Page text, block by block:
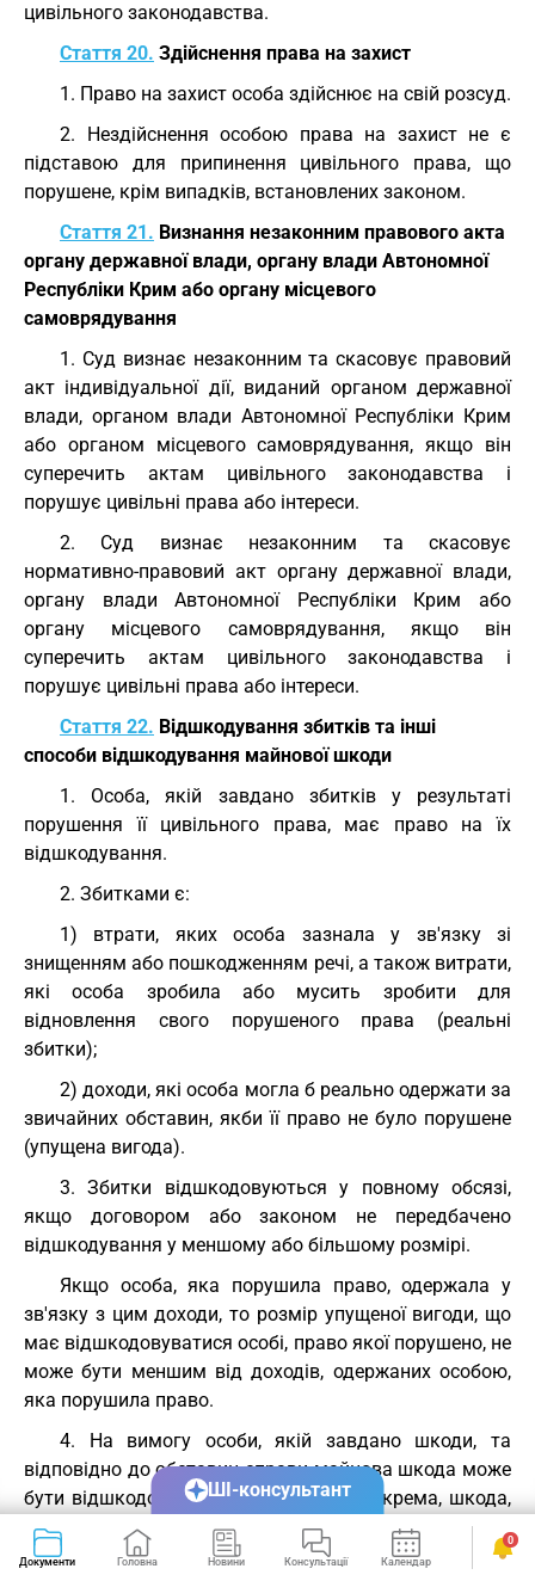
цивільного законодавства.
Стаття 20. Здійснення права на захист
1. Право на захист особа здійснює на свій розсуд.
2. Нездійснення особою права на захист не є
підставою для припинення цивільного права, що
порушене, крім випадків, встановлених законом.
Стаття 21. Визнання незаконним правового акта
органу державної влади, органу влади Автономної
Республіки Крим або органу місцевого
самоврядування
1. Суд визнає незаконним та скасовує правовий
акт індивідуальної дії, виданий органом державної
влади, органом влади Автономної Республіки Крим
або органом місцевого самоврядування, якщо він
суперечить актам цивільного законодавства і
порушує цивільні права або інтереси.
2. Суд визнає незаконним та скасовує
нормативно-правовий акт органу державної влади,
органу влади Автономної Республіки Крим або
органу місцевого самоврядування, якщо він
суперечить актам цивільного законодавства і
порушує цивільні права або інтереси.
Стаття 22. Відшкодування збитків та інші
способи відшкодування майнової шкоди
1. Особа, якій завдано збитків у результаті
порушення її цивільного права, має право на їх
відшкодування.
2. Збитками є:
1) втрати, яких особа зазнала у зв'язку зі
знищенням або пошкодженням речі, а також витрати,
які особа зробила або мусить зробити для
відновлення свого порушеного права (реальні
збитки);
2) доходи, які особа могла б реально одержати за
звичайних обставин, якби її право не було порушене
(упущена вигода).
3. Збитки відшкодовуються у повному обсязі,
якщо договором або законом не передбачено
відшкодування у меншому або більшому розмірі.
Якщо особа, яка порушила право, одержала у
зв'язку з цим доходи, то розмір упущеної вигоди, що
має відшкодовуватися особі, право якої порушено, не
може бути меншим від доходів, одержаних особою,
яка порушила право.
4. На вимогу особи, якій завдано шкоди, та
відповідно до обставин справи майнова шкода може
бути відшкодована і в інший спосіб, зокрема, шкода,
завдана майну, може відшкодовуватися в натурі
(передання речі того ж роду та тієї ж якості,
Документи Головна Новини Консультації Календар Сервіси
0
ШІ-консультант